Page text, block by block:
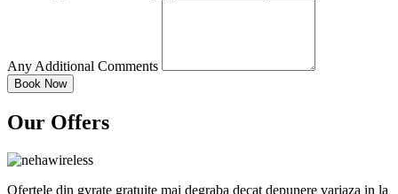
Any Additional Comments
Our Offers
Ofertele din gyrate gratuite mai degraba decat depunere variaza in la